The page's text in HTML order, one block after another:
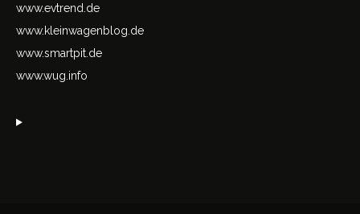
www.evtrend.de
www.kleinwagenblog.de
www.smartpit.de
www.wug.info